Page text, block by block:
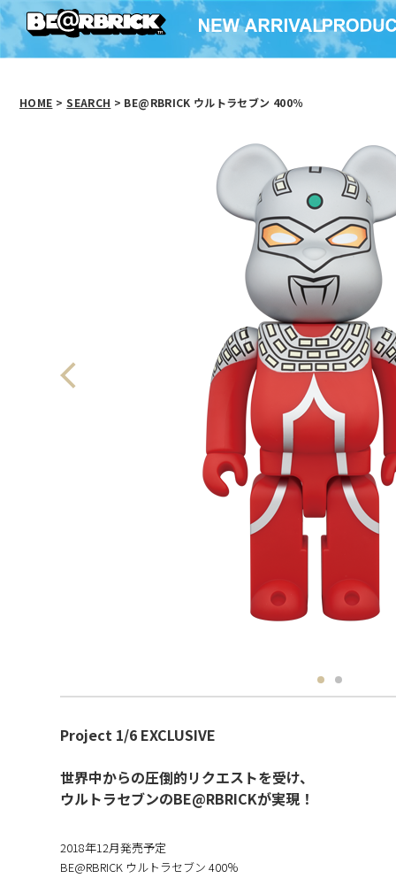
HOME > SEARCH > BE@RBRICK ウルトラセブン 400％
Project 1/6 EXCLUSIVE
世界中からの圧倒的リクエストを受け、
ウルトラセブンのBE@RBRICKが実現！
2018年12月発売予定
BE@RBRICK ウルトラセブン 400％